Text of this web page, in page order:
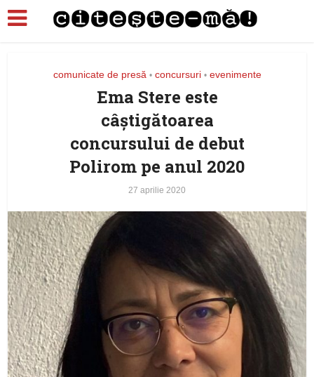
comunicate de presă • concursuri • evenimente
Ema Stere este
câştigătoarea
concursului de debut
Polirom pe anul 2020
27 aprilie 2020